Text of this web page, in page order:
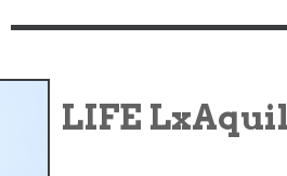
LIFE